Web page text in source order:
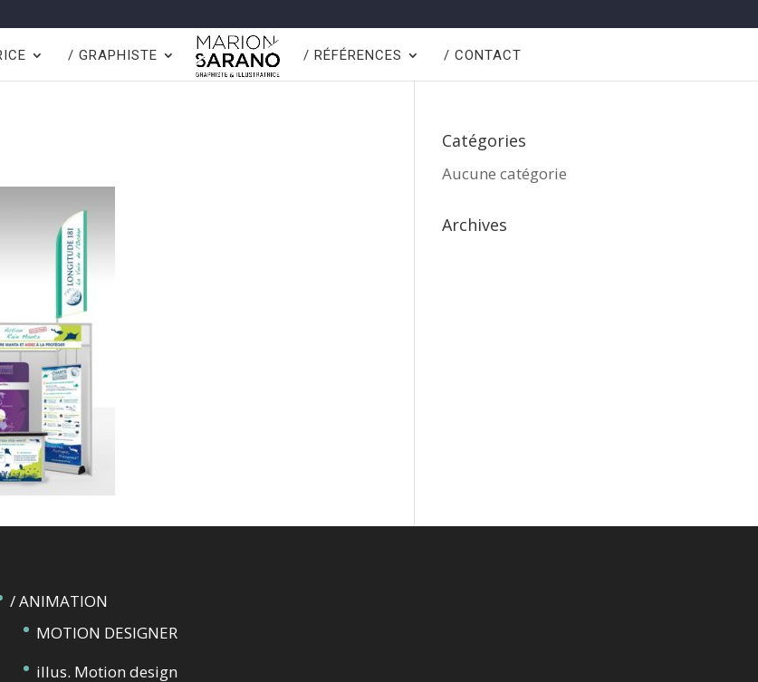
/ GRAPHISTE / RÉFÉRENCES / CONTACT
Catégories
Aucune catégorie
Archives
/ ANIMATION
MOTION DESIGNER
illus. Motion design